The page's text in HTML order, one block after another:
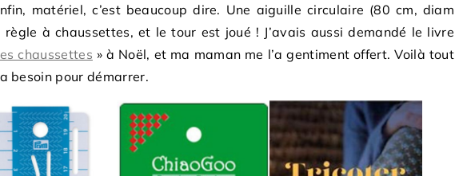
matériel, c’est beaucoup dire. Une aiguille circulaire (80 cm, diam
règle à chaussettes, et le tour est joué ! J’avais aussi demandé le livre
chaussettes » à Noël, et ma maman me l’a gentiment offert. Voilà tout
besoin pour démarrer.